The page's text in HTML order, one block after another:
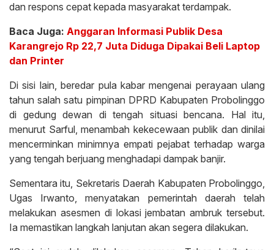
dan respons cepat kepada masyarakat terdampak.
Baca Juga: Anggaran Informasi Publik Desa
Karangrejo Rp 22,7 Juta Diduga Dipakai Beli Laptop
dan Printer
Di sisi lain, beredar pula kabar mengenai perayaan ulang
tahun salah satu pimpinan DPRD Kabupaten Probolinggo
di gedung dewan di tengah situasi bencana. Hal itu,
menurut Sarful, menambah kekecewaan publik dan dinilai
mencerminkan minimnya empati pejabat terhadap warga
yang tengah berjuang menghadapi dampak banjir.
Sementara itu, Sekretaris Daerah Kabupaten Probolinggo,
Ugas Irwanto, menyatakan pemerintah daerah telah
melakukan asesmen di lokasi jembatan ambruk tersebut.
Ia memastikan langkah lanjutan akan segera dilakukan.